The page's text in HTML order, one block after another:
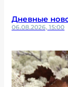
Дневные
06.08.2026, 15:00